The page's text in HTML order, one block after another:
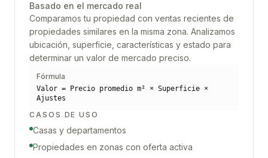
Basado en el mercado real
Comparamos tu propiedad con ventas recientes de
propiedades similares en la misma zona. Analizamos
ubicación, superficie, características y estado para
determinar un valor de mercado preciso.
Fórmula
Valor = Precio promedio m² × Superficie ×
Ajustes
CASOS DE USO
Casas y departamentos
Propiedades en zonas con oferta activa